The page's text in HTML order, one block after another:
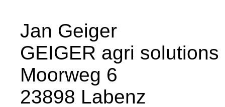
Jan Geiger
GEIGER agri solutions
Moorweg 6
23898 Labenz